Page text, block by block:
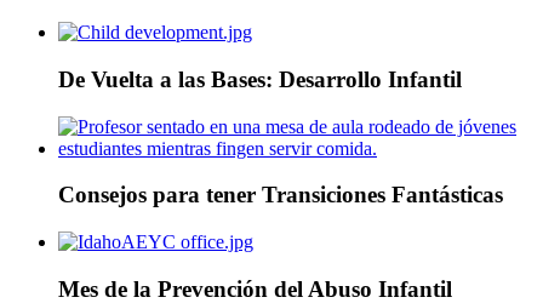
De Vuelta a las Bases: Desarrollo Infantil
Consejos para tener Transiciones Fantásticas
Mes de la Prevención del Abuso Infantil